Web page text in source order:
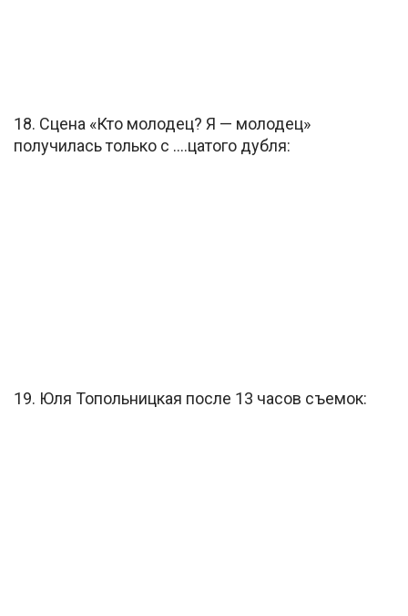
18. Сцена «Кто молодец? Я — молодец»
получилась только с ….цатого дубля:
19. Юля Топольницкая после 13 часов съемок: